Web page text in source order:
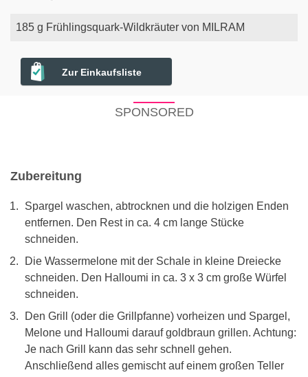
185 g Frühlingsquark-Wildkräuter von MILRAM
Zur Einkaufsliste
SPONSORED
Zubereitung
Spargel waschen, abtrocknen und die holzigen Enden
entfernen. Den Rest in ca. 4 cm lange Stücke
schneiden.
Die Wassermelone mit der Schale in kleine Dreiecke
schneiden. Den Halloumi in ca. 3 x 3 cm große Würfel
schneiden.
Den Grill (oder die Grillpfanne) vorheizen und Spargel,
Melone und Halloumi darauf goldbraun grillen. Achtung:
Je nach Grill kann das sehr schnell gehen.
Anschließend alles gemischt auf einem großen Teller